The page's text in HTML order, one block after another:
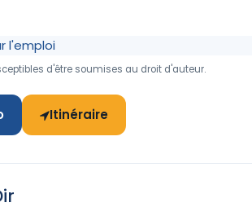
d'être soumises au droit d'auteur.
Itinéraire